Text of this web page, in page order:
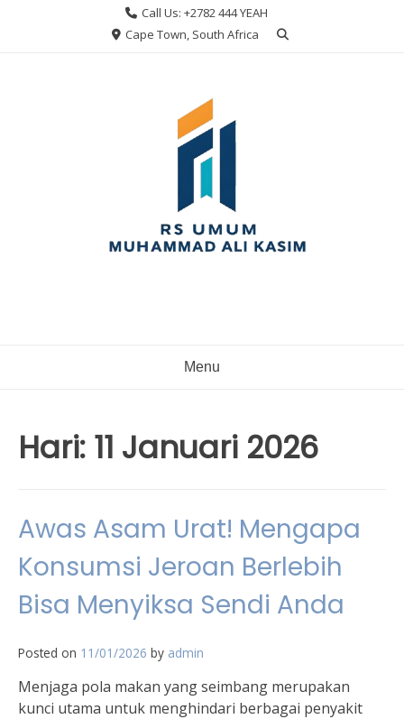
Call Us: +2782 444 YEAH
Cape Town, South Africa
Menu
Hari: 11 Januari 2026
Awas Asam Urat! Mengapa
Konsumsi Jeroan Berlebih
Bisa Menyiksa Sendi Anda
Posted on 11/01/2026 by admin
Menjaga pola makan yang seimbang merupakan
kunci utama untuk menghindari berbagai penyakit